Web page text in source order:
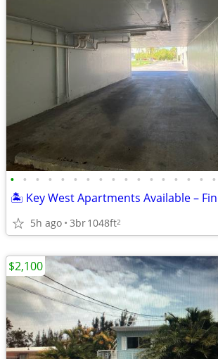
• • • • • • • • • • • • • • • • •
5h ago 3br1048ft2
$2,100